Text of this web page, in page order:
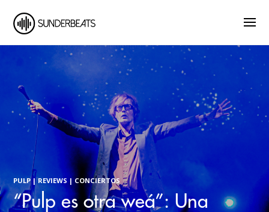
DISCOS | LANZAMIENTO | REVIEW
Los álbumes que no dejamos